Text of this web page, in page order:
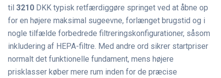
til 3210 DKK typisk retfærdiggøre springet ved at åbne op
for en højere maksimal sugeevne, forlænget brugstid og i
nogle tilfælde forbedrede filtreringskonfigurationer, såsom
inkludering af HEPA-filtre. Med andre ord sikrer startpriser
normalt det funktionelle fundament, mens højere
prisklasser køber mere rum inden for de præcise